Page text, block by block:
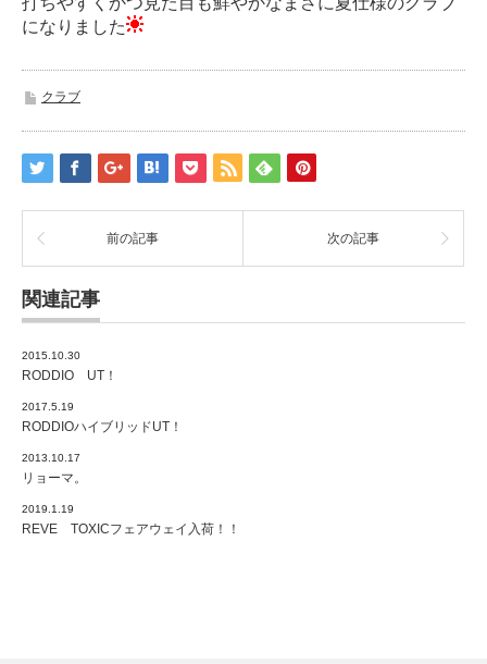
になりました
クラブ
前の記事 次の記事
関連記事
2015.10.30
RODDIO UT！
2017.5.19
RODDIOハイブリッドUT！
2013.10.17
リョーマ。
2019.1.19
REVE TOXICフェアウェイ入荷！！